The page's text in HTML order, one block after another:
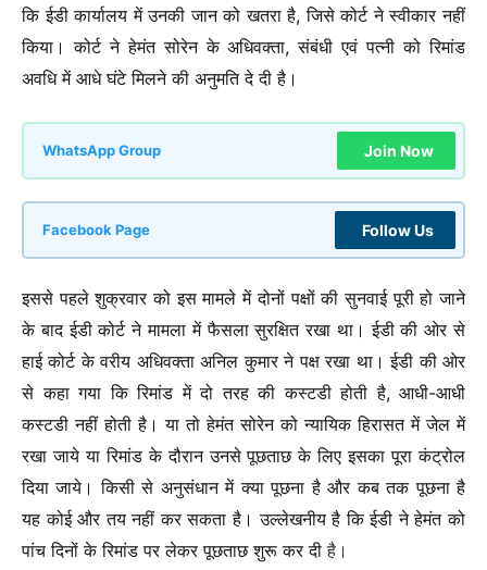
कि ईडी कार्यालय में उनकी जान को खतरा है, जिसे कोर्ट ने स्वीकार नहीं
किया। कोर्ट ने हेमंत सोरेन के अधिवक्ता, संबंधी एवं पत्नी को रिमांड
अवधि में आधे घंटे मिलने की अनुमति दे दी है।
WhatsApp Group Join Now
Facebook Page Follow Us
इससे पहले शुक्रवार को इस मामले में दोनों पक्षों की सुनवाई पूरी हो जाने
के बाद ईडी कोर्ट ने मामला में फैसला सुरक्षित रखा था। ईडी की ओर से
हाई कोर्ट के वरीय अधिवक्ता अनिल कुमार ने पक्ष रखा था। ईडी की ओर
से कहा गया कि रिमांड में दो तरह की कस्टडी होती है, आधी-आधी
कस्टडी नहीं होती है। या तो हेमंत सोरेन को न्यायिक हिरासत में जेल में
रखा जाये या रिमांड के दौरान उनसे पूछताछ के लिए इसका पूरा कंट्रोल
दिया जाये। किसी से अनुसंधान में क्या पूछना है और कब तक पूछना है
यह कोई और तय नहीं कर सकता है। उल्लेखनीय है कि ईडी ने हेमंत को
पांच दिनों के रिमांड पर लेकर पूछताछ शुरू कर दी है।